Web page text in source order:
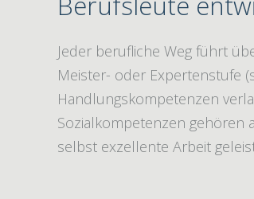
Jeder berufliche Weg führt
Meister- oder Expertenstufe
Handlungskompetenzen
Sozialkompetenzen gehören
selbst exzellente Arbeit